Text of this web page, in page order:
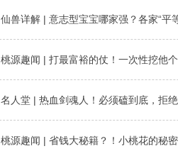
仙兽详解 | 意志型宝宝哪家强？各家“平
桃源趣闻 | 打最富裕的仗！一次性挖他
名人堂 | 热血剑魂人！必须磕到底，拒
桃源趣闻 | 省钱大秘籍？！小桃花的秘